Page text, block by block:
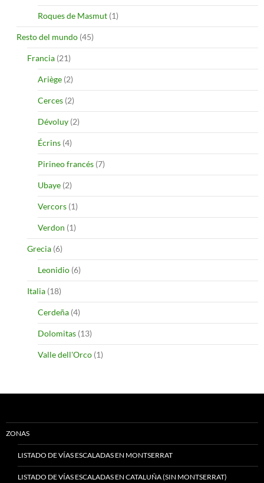
Roques de Masmut (1)
Resto del mundo (45)
Francia (21)
Ariège (2)
Cerces (2)
Dévoluy (2)
Écrins (4)
Pirineo francés (7)
Ubaye (2)
Vercors (1)
Verdon (1)
Grecia (6)
Leonidio (6)
Italia (18)
Cerdeña (4)
Dolomitas (13)
Valle dell'Orco (1)
ZONAS
LISTADO DE VÍAS ESCALADAS EN MONTSERRAT
LISTADO DE VÍAS ESCALADAS EN CATALUÑA (SIN MONTSERRAT)